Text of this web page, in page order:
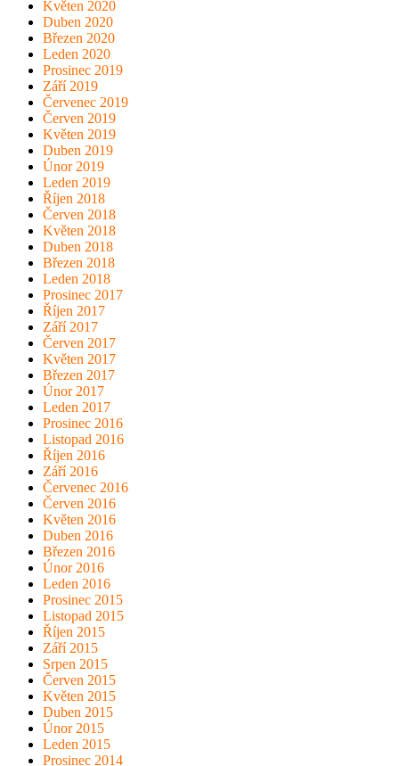
Květen 2020
Duben 2020
Březen 2020
Leden 2020
Prosinec 2019
Září 2019
Červenec 2019
Červen 2019
Květen 2019
Duben 2019
Únor 2019
Leden 2019
Říjen 2018
Červen 2018
Květen 2018
Duben 2018
Březen 2018
Leden 2018
Prosinec 2017
Říjen 2017
Září 2017
Červen 2017
Květen 2017
Březen 2017
Únor 2017
Leden 2017
Prosinec 2016
Listopad 2016
Říjen 2016
Září 2016
Červenec 2016
Červen 2016
Květen 2016
Duben 2016
Březen 2016
Únor 2016
Leden 2016
Prosinec 2015
Listopad 2015
Říjen 2015
Září 2015
Srpen 2015
Červen 2015
Květen 2015
Duben 2015
Únor 2015
Leden 2015
Prosinec 2014